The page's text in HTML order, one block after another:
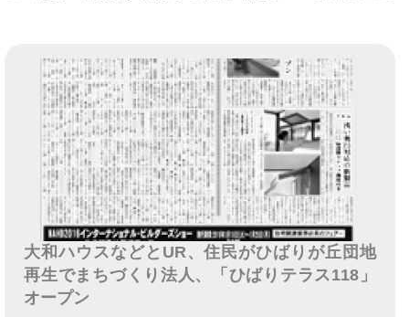
大和ハウスなどとUR、住民がひばりが丘団地
再生でまちづくり法人、「ひばりテラス118」
オープン